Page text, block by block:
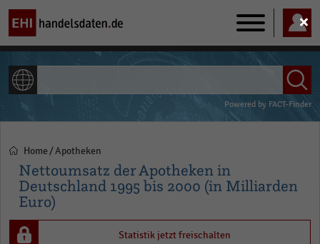
Main
navigation
Powered by FACT-Finder
Pfadnavigation
Home Apotheken
Nettoumsatz der Apotheken in
Deutschland 1995 bis 2000 (in Milliarden
Euro)
Statistik jetzt freischalten